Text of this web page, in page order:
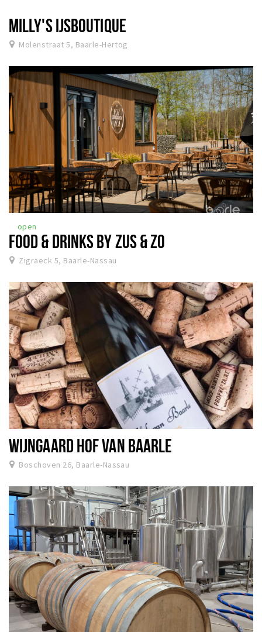
MILLY'S IJSBOUTIQUE
Molenstraat 5, Baarle-Hertog
open
FOOD & DRINKS BY ZUS & ZO
Zigraeck 5, Baarle-Nassau
WIJNGAARD HOF VAN BAARLE
Boschoven 26, Baarle-Nassau